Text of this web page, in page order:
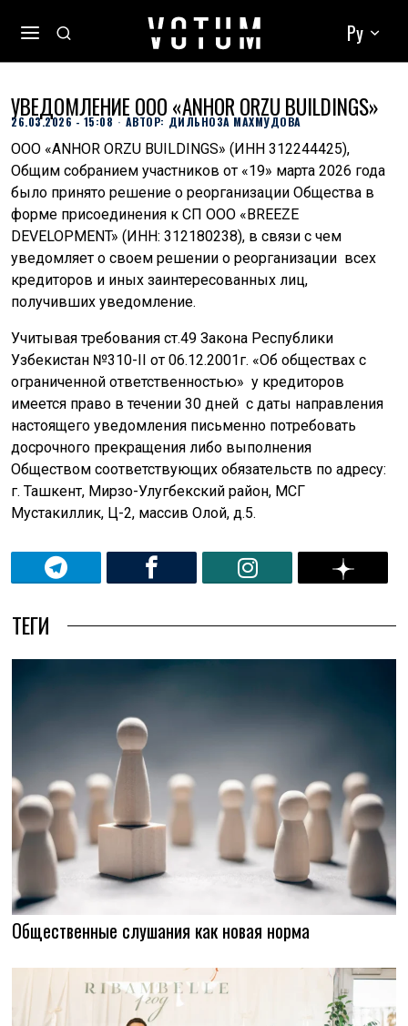
Ру
УВЕДОМЛЕНИЕ ООО «ANHOR ORZU BUILDINGS»
26.03.2026 - 15:08 АВТОР: ДИЛЬНОЗА МАХМУДОВА
ООО «ANHOR ORZU BUILDINGS» (ИНН 312244425),
Общим собранием участников от «19» марта 2026 года
было принято решение о реорганизации Общества в
форме присоединения к СП ООО «BREEZE
DEVELOPMENT» (ИНН: 312180238), в связи с чем
уведомляет о своем решении о реорганизации всех
кредиторов и иных заинтересованных лиц,
получивших уведомление.
Учитывая требования ст.49 Закона Республики
Узбекистан №310-II от 06.12.2001г. «Об обществах с
ограниченной ответственностью» у кредиторов
имеется право в течении 30 дней с даты направления
настоящего уведомления письменно потребовать
досрочного прекращения либо выполнения
Обществом соответствующих обязательств по адресу:
г. Ташкент, Мирзо-Улугбекский район, МСГ
Мустакиллик, Ц-2, массив Олой, д.5.
ТЕГИ
Общественные слушания как новая норма